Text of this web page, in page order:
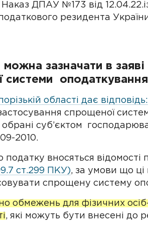
ДПАУ №173 від
резидента
можна зазначати в
системи
області дає відповідь:
спрощеної
суб’єктом
2010.
вносяться відомості
ст.299 ПКУ), за умови що ці
спрощену систему
обмежень для фізичних
, які можуть бути внесені до